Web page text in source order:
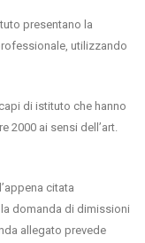
presentano la
utilizzando
di istituto che hanno
2000 ai sensi dell’art.
citata
domanda di dimissioni
allegato prevede